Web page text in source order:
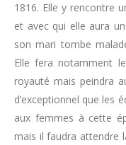
1816. Elle y rencontre
et avec qui elle aura
son mari tombe
Elle fera notamment
royauté mais peindra
d’exceptionnel que les
aux femmes à cette
mais il faudra attendre